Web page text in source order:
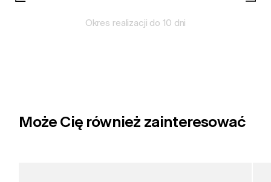
Okres realizacji do 10 dni
Może Cię również zainteresować